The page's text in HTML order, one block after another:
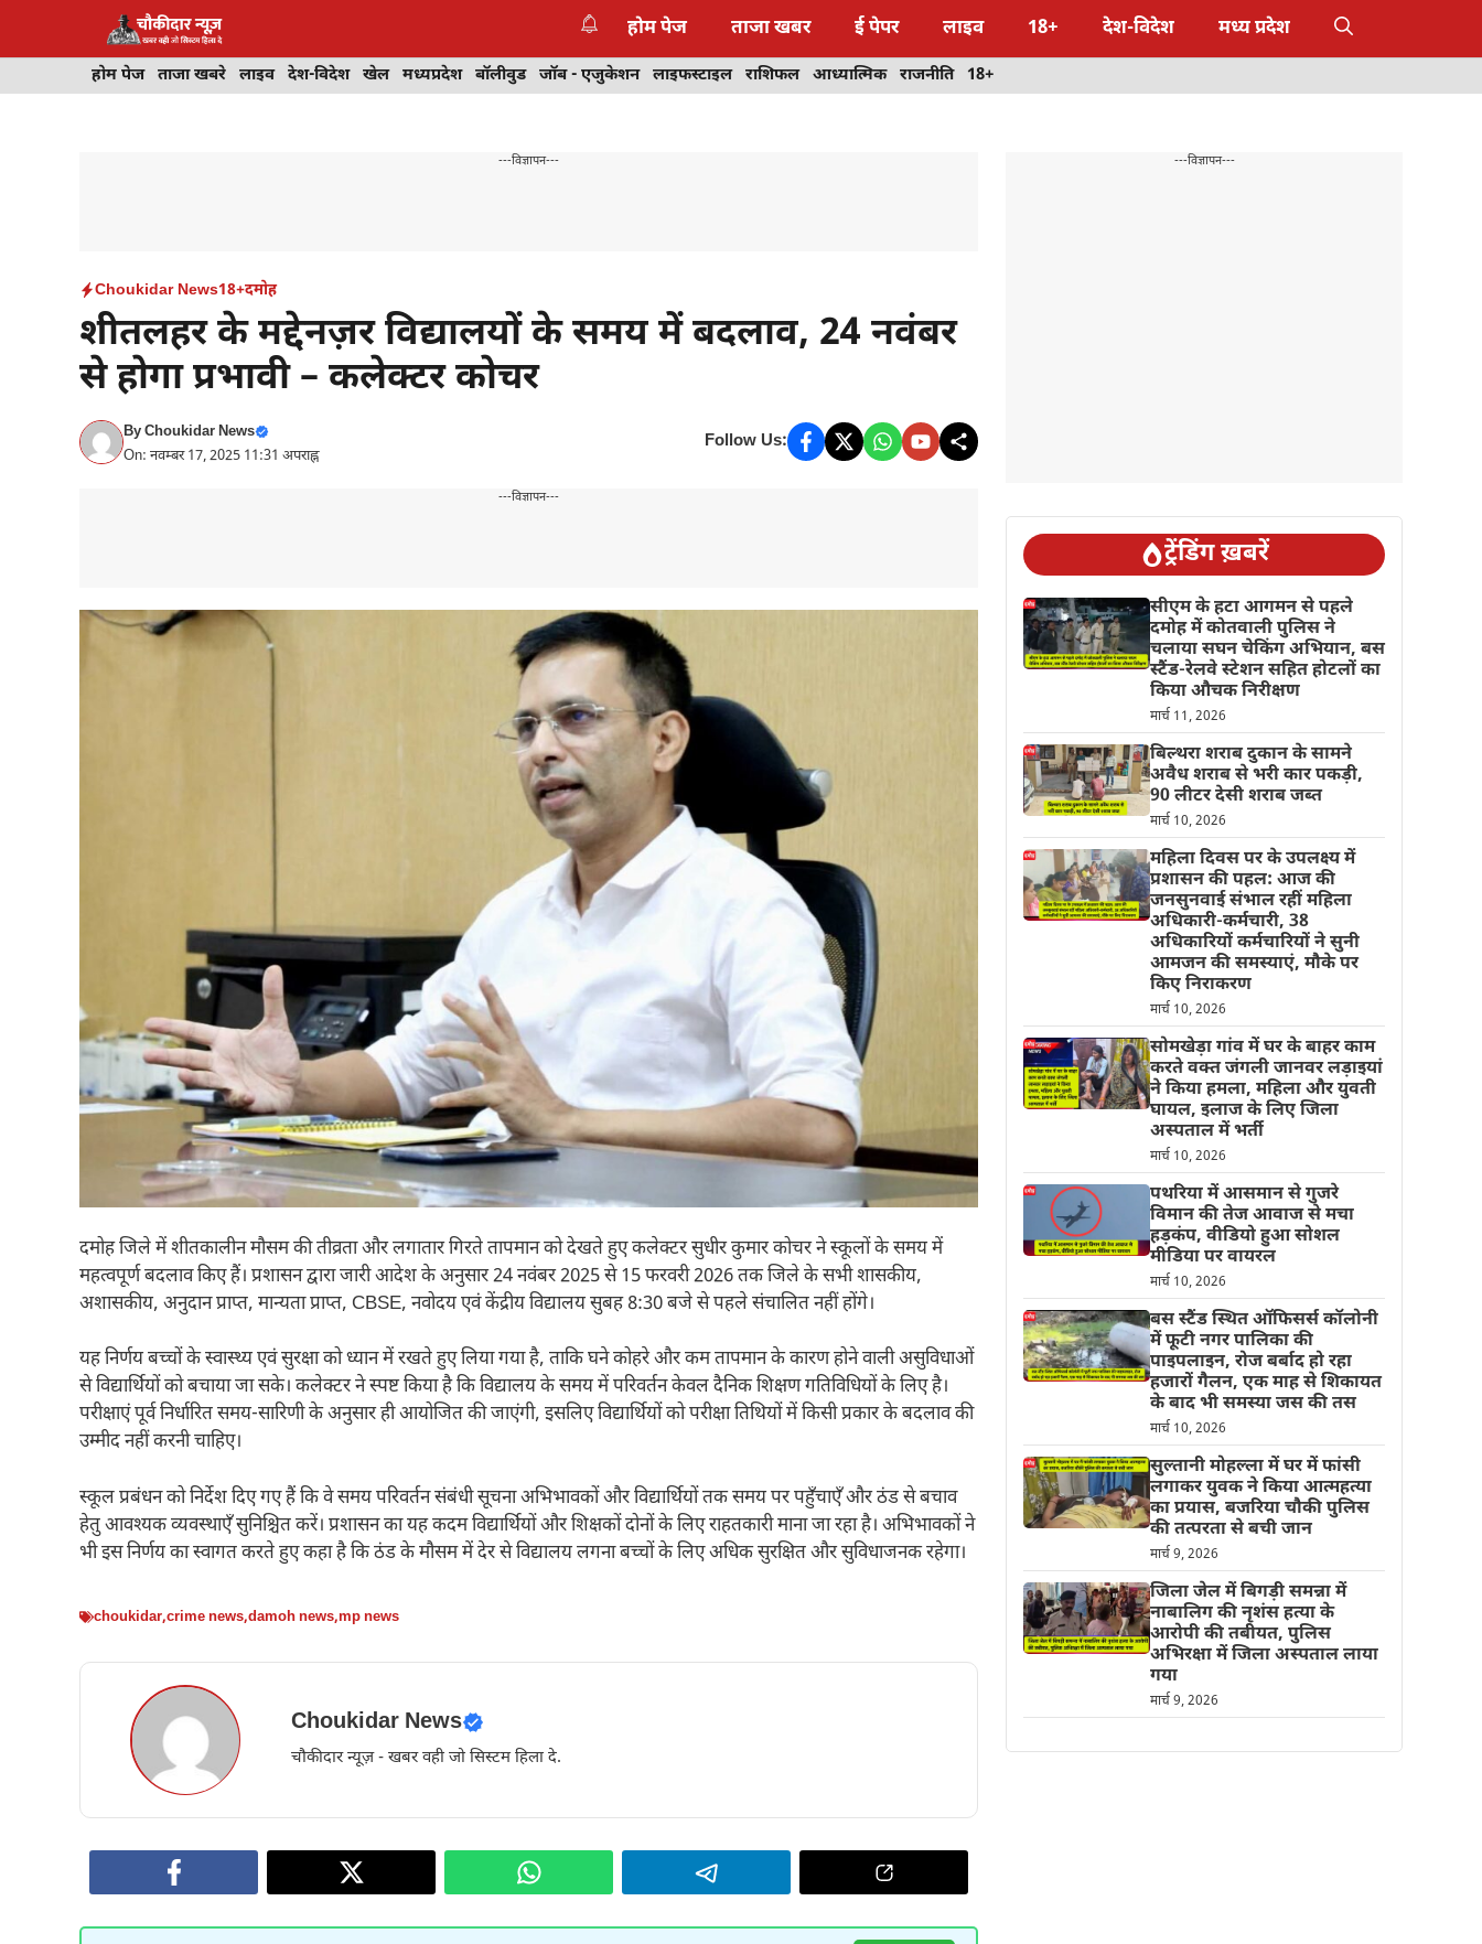
होम पेज ताजा खबर ई पेपर लाइव 18+ देश-विदेश मध्य प्रदेश
होम पेज ताजा खबरे लाइव देश-विदेश खेल मध्यप्रदेश बॉलीवुड जॉब - एजुकेशन लाइफस्टाइल राशिफल आध्यात्मिक राजनीति 18+
---विज्ञापन---
Choukidar News18+दमोह
शीतलहर के मद्देनज़र विद्यालयों के समय में बदलाव, 24 नवंबर
से होगा प्रभावी – कलेक्टर कोचर
ByChoukidar News
On: नवम्बर 17, 2025 11:31 अपराह्न
Follow Us:
---विज्ञापन---
दमोह जिले में शीतकालीन मौसम की तीव्रता और लगातार गिरते तापमान को देखते हुए कलेक्टर सुधीर कुमार कोचर ने स्कूलों के समय में
महत्वपूर्ण बदलाव किए हैं। प्रशासन द्वारा जारी आदेश के अनुसार 24 नवंबर 2025 से 15 फरवरी 2026 तक जिले के सभी शासकीय,
अशासकीय, अनुदान प्राप्त, मान्यता प्राप्त, CBSE, नवोदय एवं केंद्रीय विद्यालय सुबह 8:30 बजे से पहले संचालित नहीं होंगे।
यह निर्णय बच्चों के स्वास्थ्य एवं सुरक्षा को ध्यान में रखते हुए लिया गया है, ताकि घने कोहरे और कम तापमान के कारण होने वाली असुविधाओं
से विद्यार्थियों को बचाया जा सके। कलेक्टर ने स्पष्ट किया है कि विद्यालय के समय में परिवर्तन केवल दैनिक शिक्षण गतिविधियों के लिए है।
परीक्षाएं पूर्व निर्धारित समय-सारिणी के अनुसार ही आयोजित की जाएंगी, इसलिए विद्यार्थियों को परीक्षा तिथियों में किसी प्रकार के बदलाव की
उम्मीद नहीं करनी चाहिए।
स्कूल प्रबंधन को निर्देश दिए गए हैं कि वे समय परिवर्तन संबंधी सूचना अभिभावकों और विद्यार्थियों तक समय पर पहुँचाएँ और ठंड से बचाव
हेतु आवश्यक व्यवस्थाएँ सुनिश्चित करें। प्रशासन का यह कदम विद्यार्थियों और शिक्षकों दोनों के लिए राहतकारी माना जा रहा है। अभिभावकों ने
भी इस निर्णय का स्वागत करते हुए कहा है कि ठंड के मौसम में देर से विद्यालय लगना बच्चों के लिए अधिक सुरक्षित और सुविधाजनक रहेगा।
choukidar,crime news,damoh news,mp news
Choukidar News
चौकीदार न्यूज़ - खबर वही जो सिस्टम हिला दे.
---विज्ञापन---
ट्रेंडिंग ख़बरें
सीएम के हटा आगमन से पहले
दमोह में कोतवाली पुलिस ने
चलाया सघन चेकिंग अभियान, बस
स्टैंड-रेलवे स्टेशन सहित होटलों का
किया औचक निरीक्षण
मार्च 11, 2026
बिल्थरा शराब दुकान के सामने
अवैध शराब से भरी कार पकड़ी,
90 लीटर देसी शराब जब्त
मार्च 10, 2026
महिला दिवस पर के उपलक्ष्य में
प्रशासन की पहल: आज की
जनसुनवाई संभाल रहीं महिला
अधिकारी-कर्मचारी, 38
अधिकारियों कर्मचारियों ने सुनी
आमजन की समस्याएं, मौके पर
किए निराकरण
मार्च 10, 2026
सोमखेड़ा गांव में घर के बाहर काम
करते वक्त जंगली जानवर लड़ाइयां
ने किया हमला, महिला और युवती
घायल, इलाज के लिए जिला
अस्पताल में भर्ती
मार्च 10, 2026
पथरिया में आसमान से गुजरे
विमान की तेज आवाज से मचा
हड़कंप, वीडियो हुआ सोशल
मीडिया पर वायरल
मार्च 10, 2026
बस स्टैंड स्थित ऑफिसर्स कॉलोनी
में फूटी नगर पालिका की
पाइपलाइन, रोज बर्बाद हो रहा
हजारों गैलन, एक माह से शिकायत
के बाद भी समस्या जस की तस
मार्च 10, 2026
सुल्तानी मोहल्ला में घर में फांसी
लगाकर युवक ने किया आत्महत्या
का प्रयास, बजरिया चौकी पुलिस
की तत्परता से बची जान
मार्च 9, 2026
जिला जेल में बिगड़ी समन्ना में
नाबालिग की नृशंस हत्या के
आरोपी की तबीयत, पुलिस
अभिरक्षा में जिला अस्पताल लाया
गया
मार्च 9, 2026